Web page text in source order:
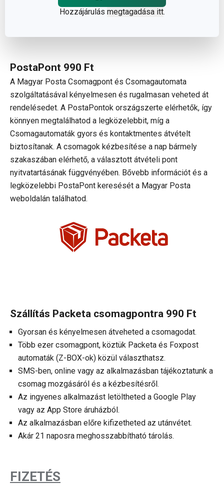
Hozzájárulás megtagadása itt.
PostaPont 990 Ft
A Magyar Posta Csomagpont és Csomagautomata
szolgáltatásával kényelmesen és rugalmasan veheted át
rendelésedet. A PostaPontok országszerte elérhetők, így
könnyen megtalálhatod a legközelebbit, míg a
Csomagautomaták gyors és kontaktmentes átvételt
biztosítanak. A csomagok kézbesítése a nap bármely
szakaszában elérhető, a választott átvételi pont
nyitvatartásának függvényében. Bővebb információt és a
legközelebbi PostaPont keresését a Magyar Posta
weboldalán találhatod.
Szállítás Packeta csomagpontra 990 Ft
Gyorsan és kényelmesen átveheted a csomagodat.
Több ezer csomagpont, köztük Packeta és Foxpost
automaták (Z-BOX-ok) közül választhatsz.
SMS-ben, online vagy az alkalmazásban tájékoztatunk a
csomag mozgásáról és a kézbesítésről.
Az ingyenes alkalmazást letöltheted a Google Play
vagy az App Store áruházból.
Az alkalmazásban előre kifizetheted az utánvétet.
Akár 21 naposra meghosszabbítható tárolás.
FIZETÉS